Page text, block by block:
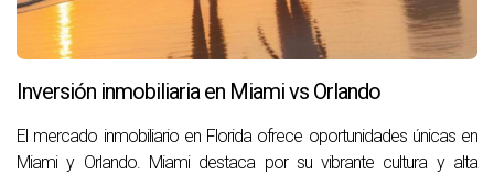
Inversión inmobiliaria en Miami vs Orlando
El mercado inmobiliario en Florida ofrece oportunidades únicas en
Miami y Orlando. Miami destaca por su vibrante cultura y alta